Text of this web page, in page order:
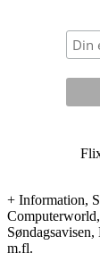
+ Information,
m.fl.